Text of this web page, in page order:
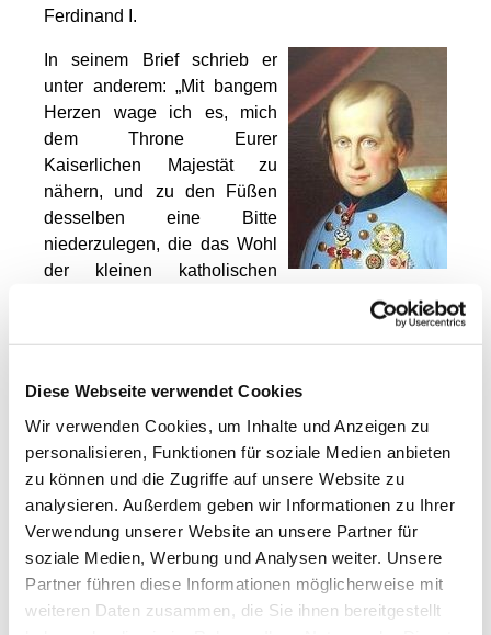
Diese Webseite verwendet Cookies
Wir verwenden Cookies, um Inhalte und Anzeigen zu
personalisieren, Funktionen für soziale Medien anbieten
zu können und die Zugriffe auf unsere Website zu
analysieren. Außerdem geben wir Informationen zu Ihrer
Verwendung unserer Website an unsere Partner für
soziale Medien, Werbung und Analysen weiter. Unsere
Partner führen diese Informationen möglicherweise mit
weiteren Daten zusammen, die Sie ihnen bereitgestellt
Ferdinand I.
In seinem Brief schrieb er
unter anderem: „Mit bangem
Herzen wage ich es, mich
dem Throne Eurer
Kaiserlichen Majestät zu
nähern, und zu den Füßen
desselben eine Bitte
niederzulegen, die das Wohl
der kleinen katholischen
Neu-Vorpommern im Königreich Preußen betrifft,
…. Es ist mein sehnlichster Wunsch, ein Schulhaus,
enthielte, beschafft zu wissen… „ Er bat dann den
Kaiser, er möge eine Kollekte bei den katholischen
Untertanen in seinem Land gewähren.
Der Brief endete: „In tiefster Ehrfurcht ersterbe ich
als Eure Kaiserlich-Königlichen Majestät
Allunterthänigster Rassmann, Missionspfarrer.“ Und
er schien das Herz des Kaisers gerührt zu haben,
denn dieser übersandte ihm aus seiner